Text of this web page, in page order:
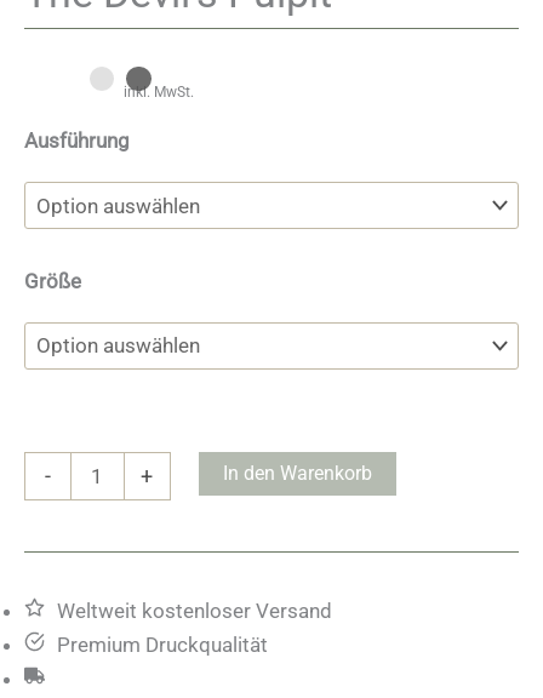
inkl. MwSt.
Ausführung
Größe
-
Devil's
+ In den Warenkorb
Weltweit kostenloser Versand
Premium Druckqualität